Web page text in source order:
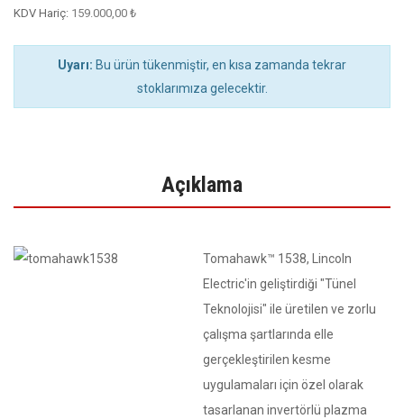
KDV Hariç: 159.000,00 ₺
Uyarı: Bu ürün tükenmiştir, en kısa zamanda tekrar
stoklarımıza gelecektir.
Açıklama
Tomahawk™ 1538, Lincoln
Electric'in geliştirdiği "Tünel
Teknolojisi" ile üretilen ve zorlu
çalışma şartlarında elle
gerçekleştirilen kesme
uygulamaları için özel olarak
tasarlanan invertörlü plazma